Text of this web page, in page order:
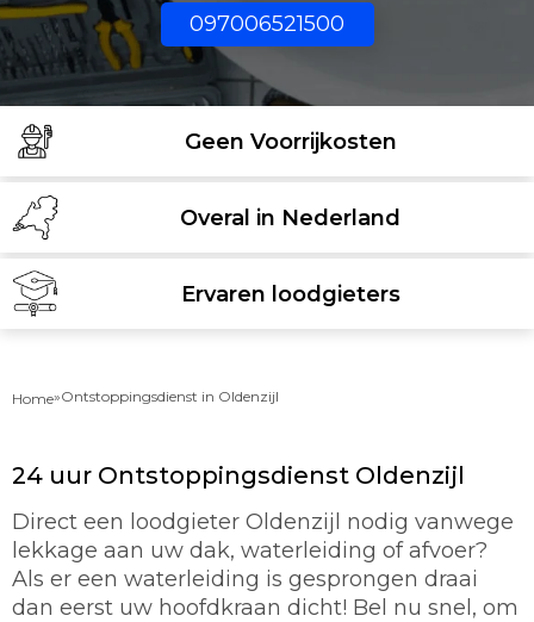
097006521500
Geen Voorrijkosten
Overal in Nederland
Ervaren loodgieters
Home»Ontstoppingsdienst in Oldenzijl
24 uur Ontstoppingsdienst Oldenzijl
Direct een loodgieter Oldenzijl nodig vanwege
lekkage aan uw dak, waterleiding of afvoer?
Als er een waterleiding is gesprongen draai
dan eerst uw hoofdkraan dicht! Bel nu snel, om